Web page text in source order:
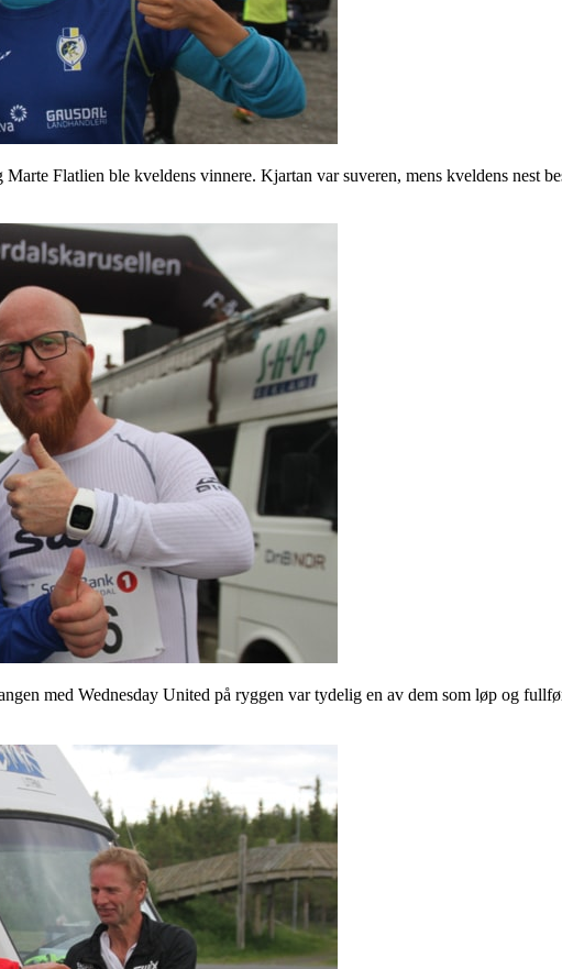
Flatlien ble kveldens vinnere. Kjartan var suveren, mens kveldens nest
med Wednesday United på ryggen var tydelig en av dem som løp og